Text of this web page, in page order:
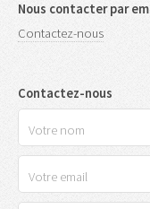
Nous contacter par
Contactez-nous
Contactez-nous